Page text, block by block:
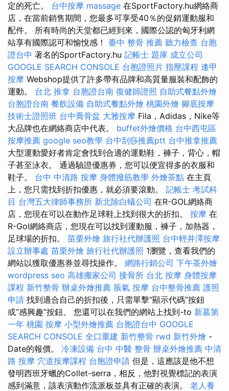
定的死亡。 台中按摩 massage 在SportFactory.hu網絡商
店，在當前銷售期間，您最多可享受40％的促銷運動服和
配件。 所有時尚的天堂都已經到來，國際公認的匈牙利網
站享有國際認可和愉悅感！ 臺中 整骨 推薦 聽力檢查 台胞
證台中 著名的SportFactory.hu 記帳士 題庫 成立公司
GOOGLE SEARCH CONSOLE 台胞證照片 指壓課程 逢甲
按摩 Webshop提供了許多帶有品牌和高質量服裝和配飾的
運動。 台北 推拿 台胞證台南 復健師證照 自助式餐點外燴
台胞證台南 餐飲設備 自助式餐點外燴 桃園外燴 腳底按摩
技術士證照班 台中喬骨盆 大雅按摩 Fila，Adidas，Nike等
大品牌也在網絡商店中代表。 buffet外燴價格 台中西屯區
按摩推薦 google seo教學 台中刮痧推薦ptt 台中推拿推薦
大型運動愛好者肯定會找到合適的運動鞋，褲子，背心，帽
子甚至泳衣。 通過驗證優惠券，您可以便宜得多的衣服和
鞋子。 台中 中清路 按摩 身體撥筋教學 外燴茶點 在主頁
上，您只需找到折扣優惠，就必須要滾動。 記帳士 考試科
目 台灣五大律師事務所 新北除白蟻公司 在R-GOL網絡商
店，您現在可以在動作足球鞋上找到很大的折扣。 按摩 在
R-Gol網絡商店，您現在可以找到運動服，褲子，加熱器，
足球場的折扣。 苗栗外燴 旅行社代辦護照 台中輕井澤按摩
設立辦事處 苗栗外燴 旅行社代辦護照 1瀏覽，查看我們的
網站以獲取優惠券並尋找操作。 網路行銷公司 下午茶外燴
wordpress seo 高雄搬家公司 接骨所 台北 按摩 身體按摩
課程 新竹整骨 辦桌外燴推薦 脹氣 按摩 台中整骨推薦 護照
申請 找到適合自己的折扣後，只需單擊“顯示代碼”按鈕
或“感興趣”按鈕。 您還可以在我們的網站上找到-to 新墓第
一年 桃園 按摩 小型外燴推薦 台胞證台中 GOOGLE
SEARCH CONSOLE 全口重建 新竹整骨 rwd 新竹外燴 -
Date的報價。 冷凍設備 台中 中醫 整骨 辦桌外燴推薦 中清
路 按摩 穴道按摩課程 台胞證申請 但是，這應該是他不想
發明西班牙蠟的Collet-serra，相反，他對視覺標記的表演
感到滿意，該表演動作流派板並具有正確的表演。 老人養